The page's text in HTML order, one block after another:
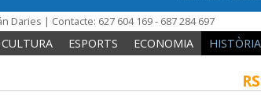
Daries | Contacte: 627 604 169 - 687 284 697
CULTURA ESPORTS ECONOMIA HISTÒRIA